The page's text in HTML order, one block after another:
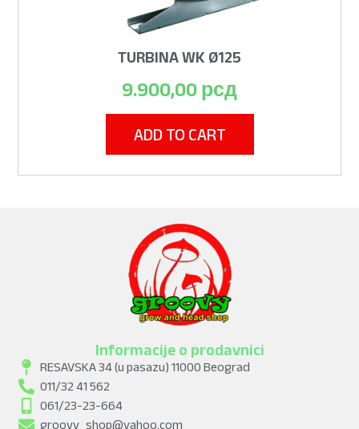
TURBINA WK Ø125
9.900,00 рсд
ADD TO CART
Informacije o prodavnici
RESAVSKA 34 (u pasazu) 11000 Beograd
011/32 41 562
061/23-23-664
groovy_shop@yahoo.com